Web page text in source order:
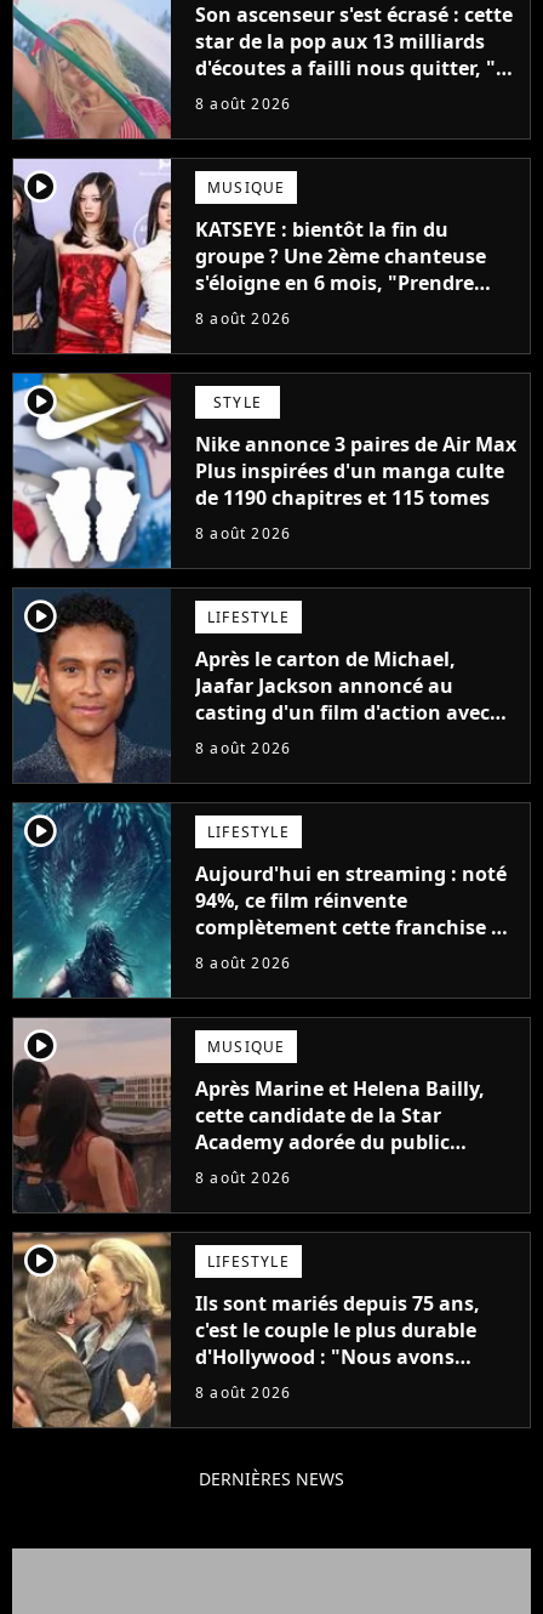
Son ascenseur s'est écrasé : cette
star de la pop aux 13 milliards
d'écoutes a failli nous quitter, "Je
pensais ne plus jamais chanter"
8 août 2026
player2 MUSIQUE
KATSEYE : bientôt la fin du
groupe ? Une 2ème chanteuse
s'éloigne en 6 mois, "Prendre
cette décision n’a pas été facile"
8 août 2026
player2 STYLE
Nike annonce 3 paires de Air Max
Plus inspirées d'un manga culte
de 1190 chapitres et 115 tomes
8 août 2026
player2 LIFESTYLE
Après le carton de Michael,
Jaafar Jackson annoncé au
casting d'un film d'action avec
Will Smith
8 août 2026
player2 LIFESTYLE
Aujourd'hui en streaming : noté
94%, ce film réinvente
complètement cette franchise de
science-fiction vieille de 40 ans
8 août 2026
player2 MUSIQUE
Après Marine et Helena Bailly,
cette candidate de la Star
Academy adorée du public
annonce son premier album,
8 août 2026
player2 LIFESTYLE
Ils sont mariés depuis 75 ans,
c'est le couple le plus durable
d'Hollywood : "Nous avons
avancé jour après jour, et les
décennies"
8 août 2026
DERNIÈRES NEWS